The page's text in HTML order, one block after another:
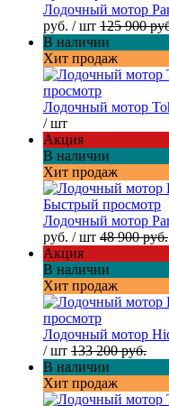
Лодочный мотор
руб. / шт 125 900
В наличии
Хит продаж
просмотр
Лодочный мотор
/ шт
Акция
В наличии
Хит продаж
Быстрый просмотр
Лодочный мотор
руб. / шт 48 900 руб.
Акция
В наличии
Хит продаж
просмотр
Лодочный мотор
/ шт 133 200 руб.
В наличии
Хит продаж